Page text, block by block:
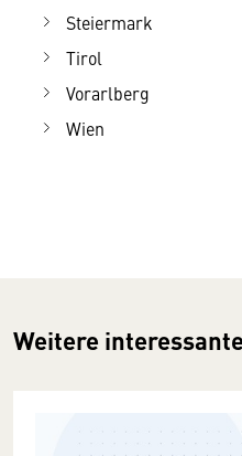
Steiermark
Tirol
Vorarlberg
Wien
Weitere